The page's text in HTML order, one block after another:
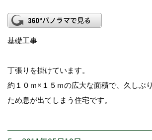
基礎工事
丁張りを掛けています。
約１０ｍ×１５ｍの広大な面積で、久しぶ
ため息が出てしまう住宅です。